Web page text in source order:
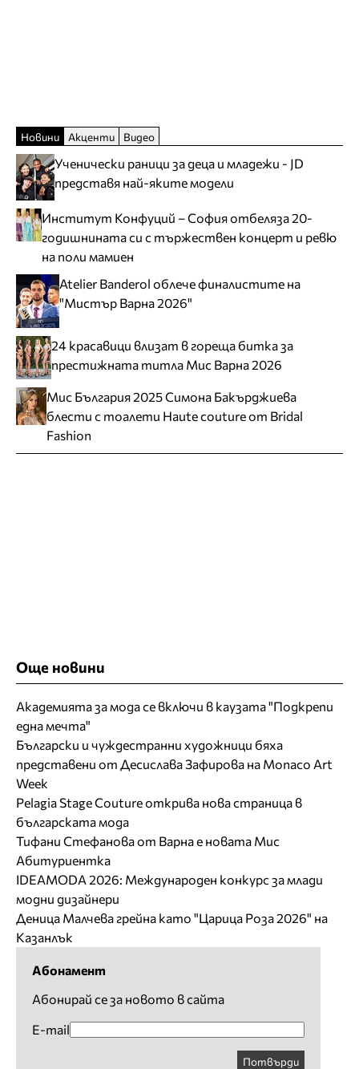
Новини Акценти Видео
Ученически раници за деца и младежи - JD
представя най-яките модели
Институт Конфуций – София отбеляза 20-
годишнината си с тържествен концерт и ревю
на поли мамиен
Atelier Banderol облече финалистите на
"Мистър Варна 2026"
24 красавици влизат в гореща битка за
престижната титла Мис Варна 2026
Мис България 2025 Симона Бакърджиева
блести с тоалети Haute couture от Bridal
Fashion
Още новини
Академията за мода се включи в каузата "Подкрепи
една мечта"
Български и чуждестранни художници бяха
представени от Десислава Зафирова на Monaco Art
Week
Pelagia Stage Couture открива нова страница в
българската мода
Тифани Стефанова от Варна е новата Мис
Абитуриентка
IDEAMODA 2026: Международен конкурс за млади
модни дизайнери
Деница Малчева грейна като "Царица Роза 2026" на
Казанлък
Абонамент
Абонирай се за новото в сайта
E-mail
Потвърди